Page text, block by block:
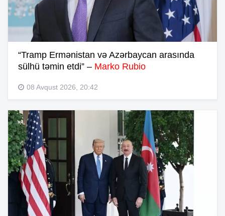
“Tramp Ermənistan və Azərbaycan arasında
sülhü təmin etdi” – Marko Rubio
08 Avqust 2026, 20:42